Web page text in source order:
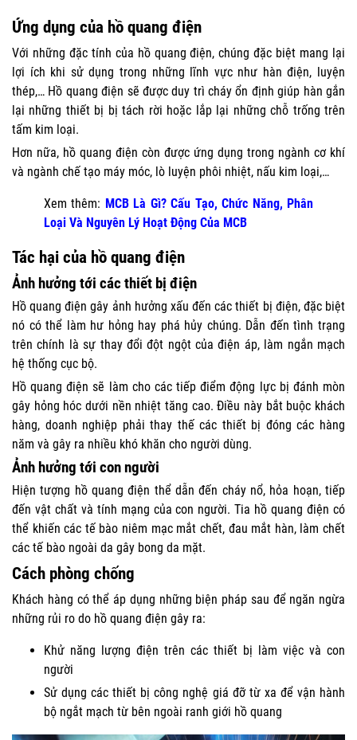
Ứng dụng của hồ quang điện
Với những đặc tính của hồ quang điện, chúng đặc biệt mang lại
lợi ích khi sử dụng trong những lĩnh vực như hàn điện, luyện
thép,… Hồ quang điện sẽ được duy trì cháy ổn định giúp hàn gắn
lại những thiết bị bị tách rời hoặc lắp lại những chỗ trống trên
tấm kim loại.
Hơn nữa, hồ quang điện còn được ứng dụng trong ngành cơ khí
và ngành chế tạo máy móc, lò luyện phôi nhiệt, nấu kim loại,…
Xem thêm: MCB Là Gì? Cấu Tạo, Chức Năng, Phân
Loại Và Nguyên Lý Hoạt Động Của MCB
Tác hại của hồ quang điện
Ảnh hưởng tới các thiết bị điện
Hồ quang điện gây ảnh hưởng xấu đến các thiết bị điện, đặc biệt
nó có thể làm hư hỏng hay phá hủy chúng. Dẫn đến tình trạng
trên chính là sự thay đổi đột ngột của điện áp, làm ngắn mạch
hệ thống cục bộ.
Hồ quang điện sẽ làm cho các tiếp điểm động lực bị đánh mòn
gây hỏng hóc dưới nền nhiệt tăng cao. Điều này bắt buộc khách
hàng, doanh nghiệp phải thay thế các thiết bị đóng các hàng
năm và gây ra nhiều khó khăn cho người dùng.
Ảnh hưởng tới con người
Hiện tượng hồ quang điện thể dẫn đến cháy nổ, hỏa hoạn, tiếp
đến vật chất và tính mạng của con người. Tia hồ quang điện có
thể khiến các tế bào niêm mạc mắt chết, đau mắt hàn, làm chết
các tế bào ngoài da gây bong da mặt.
Cách phòng chống
Khách hàng có thể áp dụng những biện pháp sau để ngăn ngừa
những rủi ro do hồ quang điện gây ra:
Khử năng lượng điện trên các thiết bị làm việc và con
người
Sử dụng các thiết bị công nghệ giá đỡ từ xa để vận hành
bộ ngắt mạch từ bên ngoài ranh giới hồ quang